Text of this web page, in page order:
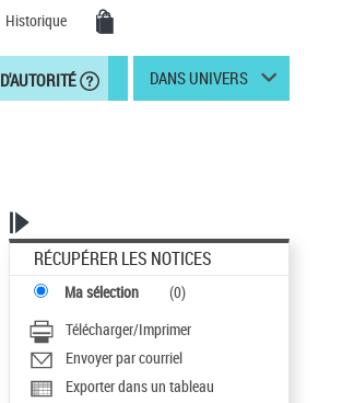
Historique
DANS UNIVERS
RÉCUPÉRER LES NOTICES
Ma sélection (0)
Télécharger/Imprimer
Envoyer par courriel
Exporter dans un tableau